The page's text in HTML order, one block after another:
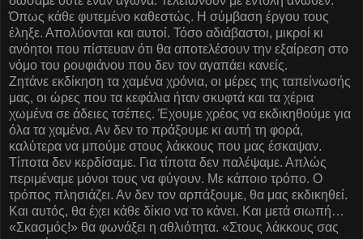
Όπως κάθε φυτεμένο καθεστώς. Η σύμβαση έργου τους
έληξε. Απολύονται και αυτοί. Τόσο αδιάβαστοι, μικροί κι
ανόητοι που πίστευαν ότι θα αποτελέσουν την εξαίρεση στο
νόμο του ρουφιάνου που δεν τον αγαπάει κανείς.
Ζητάνε εκδίκηση τα χαμένα χρόνια, οι μέρες της ταπείνωσής
μας, οι ώρες που τα κεφάλια ήταν σκυφτά και τα χέρια
χωμένα σε άδειες τσέπες. Έχουμε χρέος να εκδικηθούμε για
όλα τα χαμένα. Αν δεν το πράξουμε κι αυτή τη φορά,
καλύτερα να μπούμε στους λάκκους που μας έσκαψαν.
Τίποτα δεν κερδίσαμε. Για τίποτα δεν παλέψαμε. Απλώς
περιμέναμε μόνοι τους να φύγουν. Με κάποιο τρόπο. Ο
τρόπος πλησιάζει. Αν δεν τον αρπάξουμε, θα μας εκδικηθεί.
Και αυτός, θα έχει κάθε δίκιο να το κάνει. Και μετά σιωπή…
«Σκασμός!» θα φωνάξει η αθλιότητα. «Στους λάκκους σας